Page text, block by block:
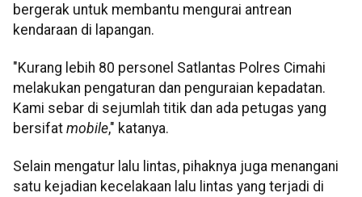
bergerak untuk membantu mengurai antrean
kendaraan di lapangan.
"Kurang lebih 80 personel Satlantas Polres Cimahi
melakukan pengaturan dan penguraian kepadatan.
Kami sebar di sejumlah titik dan ada petugas yang
bersifat mobile," katanya.
Selain mengatur lalu lintas, pihaknya juga menangani
satu kejadian kecelakaan lalu lintas yang terjadi di